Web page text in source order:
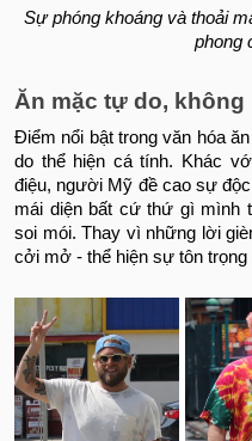
Sự phóng khoáng và thoải
phong
Ăn mặc tự do,
Điểm nổi bật trong văn hóa
do thể hiện cá tính. Khác
điệu, người Mỹ đề cao sự
mái diện bất cứ thứ gì mình
soi mói. Thay vì những lời
cởi mở - thể hiện sự tôn